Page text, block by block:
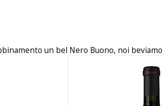
un bel Nero Buono, noi